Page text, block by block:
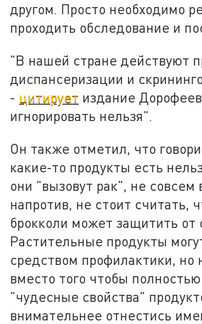
другом. Просто необходимо
проходить обследование и
"В нашей стране действуют
диспансеризации и
- цитирует издание
игнорировать нельзя".
Он также отметил, что
какие-то продукты есть
они "вызовут рак", не совсем
напротив, не стоит считать,
брокколи может защитить от
Растительные продукты
средством профилактики, но
вместо того чтобы
"чудесные свойства"
внимательнее отнестись